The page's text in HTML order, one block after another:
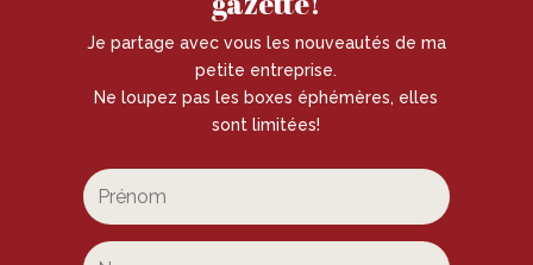
Je partage avec vous les nouveautés de ma
petite entreprise.
Ne loupez pas les boxes éphémères, elles
sont limitées!